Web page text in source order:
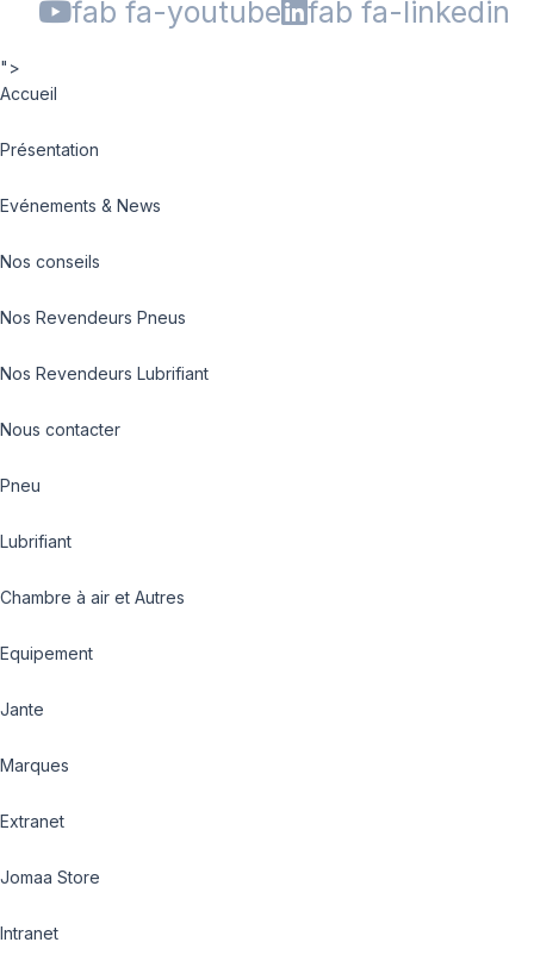
fab fa-youtube
fab fa-linkedin
">
Accueil
Présentation
Evénements & News
Nos conseils
Nos Revendeurs Pneus
Nos Revendeurs Lubrifiant
Nous contacter
Pneu
Lubrifiant
Chambre à air et Autres
Equipement
Jante
Marques
Extranet
Jomaa Store
Intranet